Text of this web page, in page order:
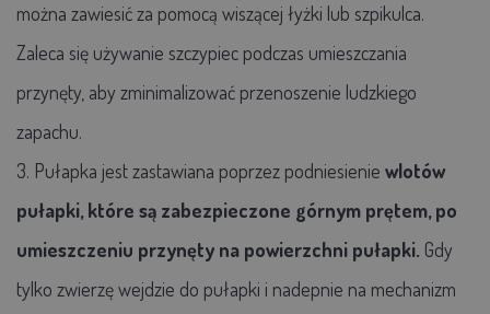
można zawiesić za pomocą wiszącej łyżki lub szpikulca.
Zaleca się używanie szczypiec podczas umieszczania
przynęty, aby zminimalizować przenoszenie ludzkiego
zapachu.
3. Pułapka jest zastawiana poprzez podniesienie wlotów
pułapki, które są zabezpieczone górnym prętem, po
umieszczeniu przynęty na powierzchni pułapki. Gdy
tylko zwierzę wejdzie do pułapki i nadepnie na mechanizm